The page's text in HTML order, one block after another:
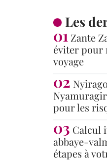
Les
Zante
éviter pour
voyage
pour les
Calcul
abbaye-
étapes à